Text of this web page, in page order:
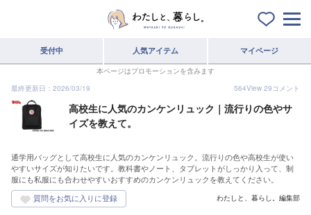
受付中 人気アイテム マイページ
本ページはプロモーションを含みます
最終更新日：2026/03/19
564View 29コメント
高校生に人気のカンケンリュック｜流行りの色やサ
イズを教えて。
通学用バッグとして高校生に人気のカンケンリュック。流行りの色や高校生が使い
やすいサイズが知りたいです。教科書やノート、タブレットがしっかり入って、制
服にも私服にも合わせやすいおすすめのカンケンリュックを教えてください。
わたしと、暮らし。編集部